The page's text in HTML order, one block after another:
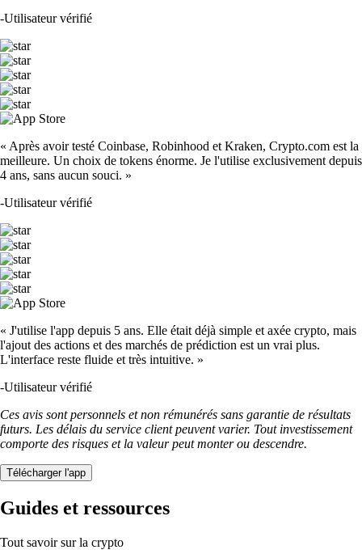
-Utilisateur vérifié
« Après avoir testé Coinbase, Robinhood et Kraken, Crypto.com est la
meilleure. Un choix de tokens énorme. Je l'utilise exclusivement depuis
4 ans, sans aucun souci. »
-Utilisateur vérifié
« J'utilise l'app depuis 5 ans. Elle était déjà simple et axée crypto, mais
l'ajout des actions et des marchés de prédiction est un vrai plus.
L'interface reste fluide et très intuitive. »
-Utilisateur vérifié
Ces avis sont personnels et non rémunérés sans garantie de résultats
futurs. Les délais du service client peuvent varier. Tout investissement
comporte des risques et la valeur peut monter ou descendre.
Télécharger l'app
Guides et ressources
Tout savoir sur la crypto